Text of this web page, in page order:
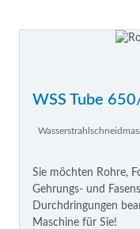
WSS Tube
Sie möchten Rohre,
Gehrungs- und
Durchdringungen
Maschine für Sie!